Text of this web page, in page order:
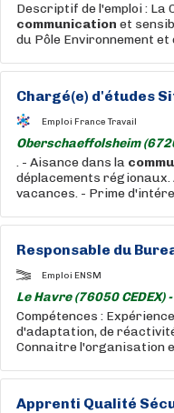
Descriptif de l'emploi : La
communication et
du Pôle Environnement et
Chargé(e) d'études
Emploi France Travail
Oberschaeffolsheim
. - Aisance dans la
déplacements
vacances. - Prime
Responsable du
Emploi ENSM
Le Havre (76050 CEDEX) -
Compétences :
d'adaptation, de
Connaitre l'organisation
Apprenti Qualité